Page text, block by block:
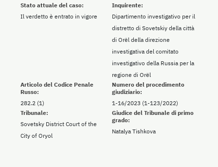
Stato attuale del caso:
Il verdetto è entrato in vigore
Inquirente:
Dipartimento investigativo per il
distretto di Sovetskiy della città
di Orël della direzione
investigativa del comitato
investigativo della Russia per la
regione di Orël
Articolo del Codice Penale
Russo:
282.2 (1)
Numero del procedimento
giudiziario:
1-16/2023 (1-123/2022)
Tribunale:
Sovetsky District Court of the
City of Oryol
Giudice del Tribunale di primo
grado:
Natalya Tishkova